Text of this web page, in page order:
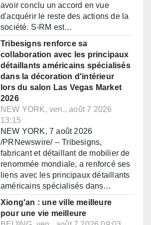
avoir conclu un accord en vue
d'acquérir le reste des actions de la
société. S-RM est…
Tribesigns renforce sa
collaboration avec les principaux
détaillants américains spécialisés
dans la décoration d'intérieur
lors du salon Las Vegas Market
2026
NEW YORK, ven., août 7 2026
13:15
NEW YORK, 7 août 2026
/PRNewswire/ -- Tribesigns,
fabricant et détaillant de mobilier de
renommée mondiale, a renforcé ses
liens avec les principaux détaillants
américains spécialisés dans…
Xiong'an : une ville meilleure
pour une vie meilleure